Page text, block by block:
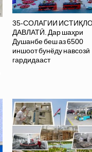
35-СОЛАГИИ
ДАВЛАТӢ. Дар шаҳри
Душанбе беш аз 6500
иншоот бунёду навсозӣ
гардидааст